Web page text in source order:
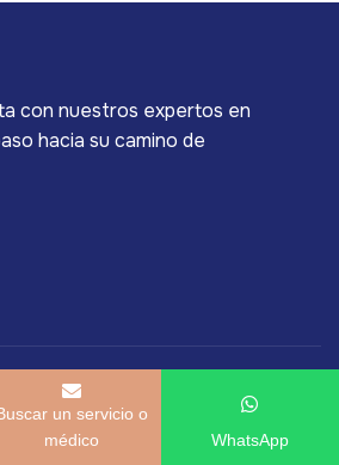
con nuestros expertos en
hacia su camino de
un servicio o
médico
WhatsApp